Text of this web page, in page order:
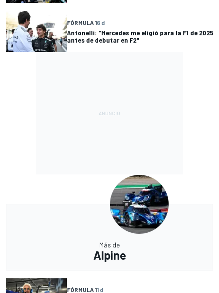
FÓRMULA 16 d
Antonelli: "Mercedes me eligió para la F1 de 2025
antes de debutar en F2"
Más de
Alpine
FÓRMULA 11 d